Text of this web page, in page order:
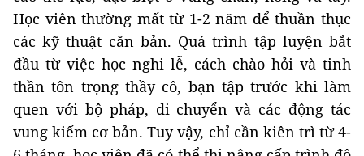
Học viên thường mất từ 1-2 năm để thuần thục
các kỹ thuật căn bản. Quá trình tập luyện bắt
đầu từ việc học nghi lễ, cách chào hỏi và tinh
thần tôn trọng thầy cô, bạn tập trước khi làm
quen với bộ pháp, di chuyển và các động tác
vung kiếm cơ bản. Tuy vậy, chỉ cần kiên trì từ 4-